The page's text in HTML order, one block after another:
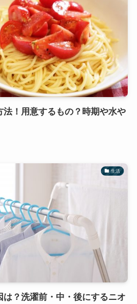
法！用意するもの？時期や水や
生活
？洗濯前・中・後にするニオ